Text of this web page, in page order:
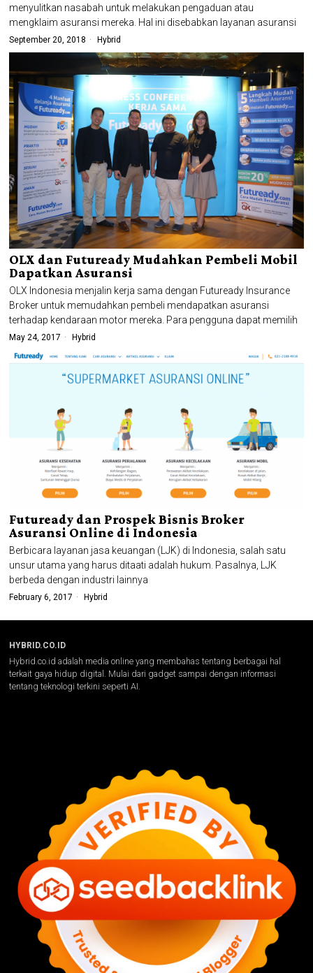
menyulitkan nasabah untuk melakukan pengaduan atau
mengklaim asuransi mereka. Hal ini disebabkan layanan asuransi
September 20, 2018 Hybrid
OLX dan Futuready Mudahkan Pembeli Mobil
Dapatkan Asuransi
OLX Indonesia menjalin kerja sama dengan Futuready Insurance
Broker untuk memudahkan pembeli mendapatkan asuransi
terhadap kendaraan motor mereka. Para pengguna dapat memilih
May 24, 2017 Hybrid
Futuready dan Prospek Bisnis Broker
Asuransi Online di Indonesia
Berbicara layanan jasa keuangan (LJK) di Indonesia, salah satu
unsur utama yang harus ditaati adalah hukum. Pasalnya, LJK
berbeda dengan industri lainnya
February 6, 2017 Hybrid
HYBRID.CO.ID
Hybrid.co.id adalah media online yang membahas tentang berbagai hal
terkait gaya hidup digital. Mulai dari gadget sampai dengan informasi
tentang teknologi terkini seperti AI.